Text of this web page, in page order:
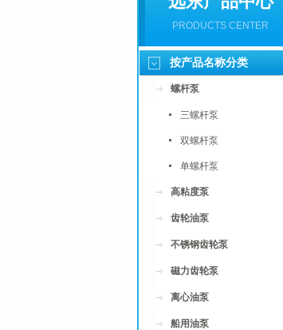
PRODUCTS CENTER
按产品名称分类
螺杆泵
三螺杆泵
双螺杆泵
单螺杆泵
高粘度泵
齿轮油泵
不锈钢齿轮泵
磁力齿轮泵
离心油泵
船用油泵